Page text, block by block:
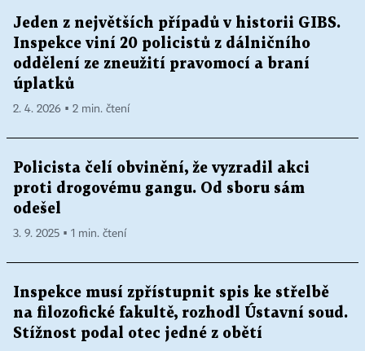
Jeden z největších případů v historii GIBS.
Inspekce viní 20 policistů z dálničního
oddělení ze zneužití pravomocí a braní
úplatků
2. 4. 2026 ▪ 2 min. čtení
Policista čelí obvinění, že vyzradil akci
proti drogovému gangu. Od sboru sám
odešel
3. 9. 2025 ▪ 1 min. čtení
Inspekce musí zpřístupnit spis ke střelbě
na filozofické fakultě, rozhodl Ústavní soud.
Stížnost podal otec jedné z obětí